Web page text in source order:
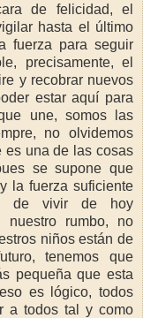
de felicidad, el
hasta el último
fuerza para seguir
precisamente, el
y recobrar nuevos
estar aquí para
une, somos las
no olvidemos
es una de las cosas
se supone que
la fuerza suficiente
de vivir de hoy
nuestro rumbo, no
niños están de
tenemos que
pequeña que esta
es lógico, todos
a todos tal y como